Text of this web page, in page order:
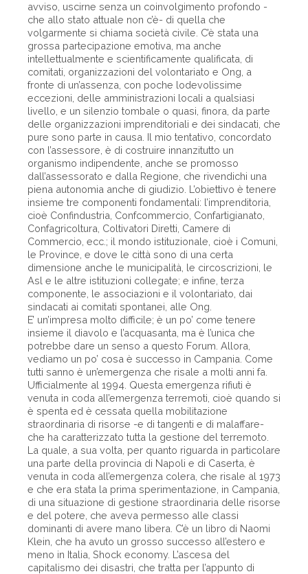
avviso, uscirne senza un coinvolgimento profondo -
che allo stato attuale non c’è- di quella che
volgarmente si chiama società civile. C’è stata una
grossa partecipazione emotiva, ma anche
intellettualmente e scientificamente qualificata, di
comitati, organizzazioni del volontariato e Ong, a
fronte di un’assenza, con poche lodevolissime
eccezioni, delle amministrazioni locali a qualsiasi
livello, e un silenzio tombale o quasi, finora, da parte
delle organizzazioni imprenditoriali e dei sindacati, che
pure sono parte in causa. Il mio tentativo, concordato
con l’assessore, è di costruire innanzitutto un
organismo indipendente, anche se promosso
dall’assessorato e dalla Regione, che rivendichi una
piena autonomia anche di giudizio. L’obiettivo è tenere
insieme tre componenti fondamentali: l’imprenditoria,
cioè Confindustria, Confcommercio, Confartigianato,
Confagricoltura, Coltivatori Diretti, Camere di
Commercio, ecc.; il mondo istituzionale, cioè i Comuni,
le Province, e dove le città sono di una certa
dimensione anche le municipalità, le circoscrizioni, le
Asl e le altre istituzioni collegate; e infine, terza
componente, le associazioni e il volontariato, dai
sindacati ai comitati spontanei, alle Ong.
E’ un’impresa molto difficile; è un po’ come tenere
insieme il diavolo e l’acquasanta, ma è l’unica che
potrebbe dare un senso a questo Forum. Allora,
vediamo un po’ cosa è successo in Campania. Come
tutti sanno è un’emergenza che risale a molti anni fa.
Ufficialmente al 1994. Questa emergenza rifiuti è
venuta in coda all’emergenza terremoti, cioè quando si
è spenta ed è cessata quella mobilitazione
straordinaria di risorse -e di tangenti e di malaffare-
che ha caratterizzato tutta la gestione del terremoto.
La quale, a sua volta, per quanto riguarda in particolare
una parte della provincia di Napoli e di Caserta, è
venuta in coda all’emergenza colera, che risale al 1973
e che era stata la prima sperimentazione, in Campania,
di una situazione di gestione straordinaria delle risorse
e del potere, che aveva permesso alle classi
dominanti di avere mano libera. C’è un libro di Naomi
Klein, che ha avuto un grosso successo all’estero e
meno in Italia, Shock economy. L’ascesa del
capitalismo dei disastri, che tratta per l’appunto di